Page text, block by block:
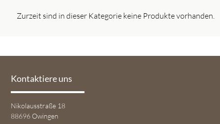
Zurzeit sind in dieser Kategorie keine Produkte vorhanden.
Kontaktiere uns
Nikolausstraße 18
88696 Owingen